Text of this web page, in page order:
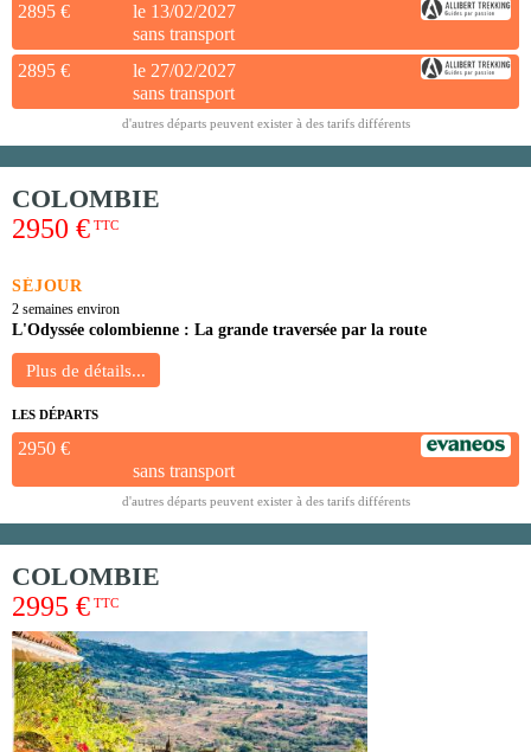
2895 €
le 13/02/2027
sans transport
2895 €
le 27/02/2027
sans transport
d'autres départs peuvent exister à des tarifs différents
COLOMBIE
2950 € TTC
SÉJOUR
2 semaines environ
L'Odyssée colombienne : La grande traversée par la route
LES DÉPARTS
2950 €
sans transport
d'autres départs peuvent exister à des tarifs différents
COLOMBIE
2995 € TTC